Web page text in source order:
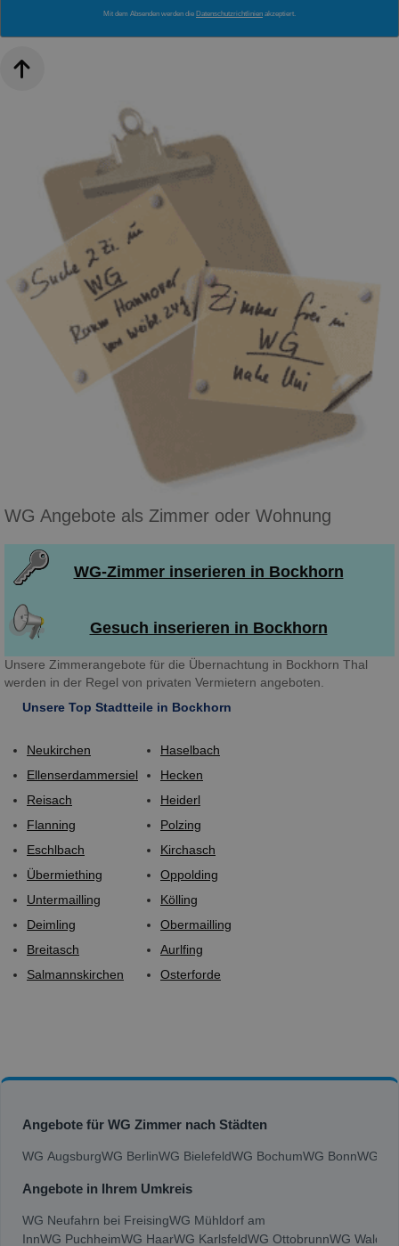
Mit dem Absenden werden die Datenschutzrichtlinien akzeptiert.
WG Angebote als Zimmer oder Wohnung
WG-Zimmer inserieren in Bockhorn
Gesuch inserieren in Bockhorn
Unsere Zimmerangebote für die Übernachtung in Bockhorn Thal
werden in der Regel von privaten Vermietern angeboten.
Unsere Top Stadtteile in Bockhorn
Neukirchen
Ellenserdammersiel
Reisach
Flanning
Eschlbach
Übermiething
Untermailling
Deimling
Breitasch
Salmannskirchen
Haselbach
Hecken
Heiderl
Polzing
Kirchasch
Oppolding
Kölling
Obermailling
Aurlfing
Osterforde
Angebote für WG Zimmer nach Städten
WG AugsburgWG BerlinWG BielefeldWG BochumWG BonnWG
Angebote in Ihrem Umkreis
WG Neufahrn bei FreisingWG Mühldorf am
InnWG PuchheimWG HaarWG KarlsfeldWG OttobrunnWG